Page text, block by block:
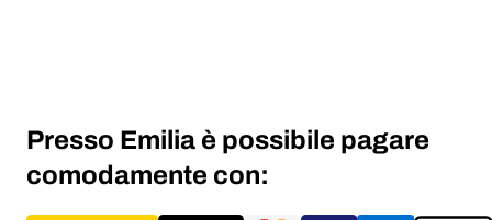
Presso Emilia è possibile pagare
comodamente con: